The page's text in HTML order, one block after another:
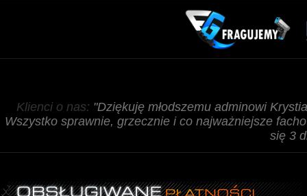
Klienci o nas: "Dziękuję młodszemu adminowi
Wszystko sprawnie, grzecznie i co najważniejsze
się 3